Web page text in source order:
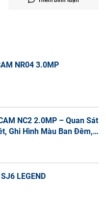
NR04 3.0MP
NC2 2.0MP – Quan Sát
Ghi Hình Màu Ban Đêm,
LEGEND